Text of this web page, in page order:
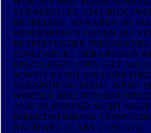
VERARBEITET, UM
BETREIBEN, SO HABEN SIE
WIDERSPRUCH GEGEN DIE
BETREFFENDER
ZUM ZWECKE DERARTIGER
EINZULEGEN; DIES GILT
SOWEIT ES MIT SOLCHER
VERBINDUNG STEHT. WENN
WERDEN IHRE
ANSCHLIESSEND NICHT
DIREKTWERBUNG
NACH ART. 21 ABS. 2 DSGVO).